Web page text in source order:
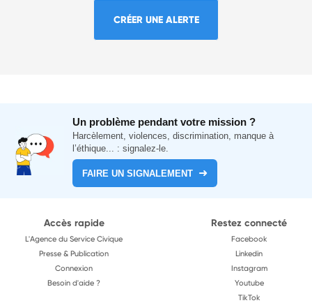
CRÉER UNE ALERTE
Un problème pendant votre mission ?
Harcèlement, violences, discrimination, manque à
l’éthique... : signalez-le.
FAIRE UN SIGNALEMENT
Accès rapide
L'Agence du Service Civique
Presse & Publication
Connexion
Besoin d'aide ?
Restez connecté
Facebook
Linkedin
Instagram
Youtube
TikTok